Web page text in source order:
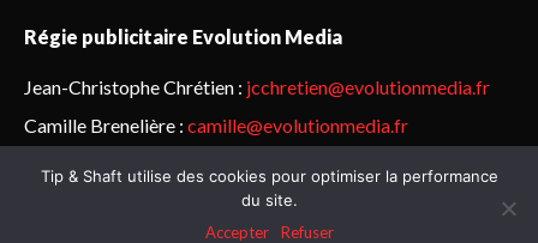
Régie publicitaire Evolution Media
Jean-Christophe Chrétien : jcchretien@evolutionmedia.fr
Camille Brenelière : camille@evolutionmedia.fr
© Sailorz 2015-2025. Tous droits réservés.Mentions légales &
politique de confidentialité
Tip & Shaft utilise des cookies pour optimiser la performance
du site.
Accepter
Refuser